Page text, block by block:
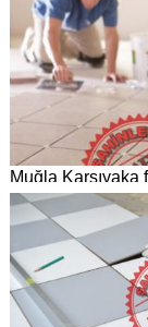
Muğla
Dekorasyon,
kadrosuyla
Sayfaya Git